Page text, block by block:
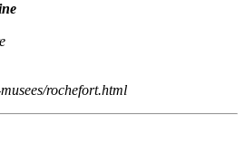
rochefort.html